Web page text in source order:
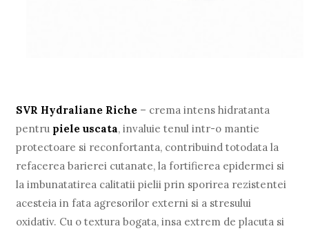
SVR Hydraliane Riche – crema intens hidratanta
pentru piele uscata, invaluie tenul intr-o mantie
protectoare si reconfortanta, contribuind totodata la
refacerea barierei cutanate, la fortifierea epidermei si
la imbunatatirea calitatii pielii prin sporirea rezistentei
acesteia in fata agresorilor externi si a stresului
oxidativ. Cu o textura bogata, insa extrem de placuta si